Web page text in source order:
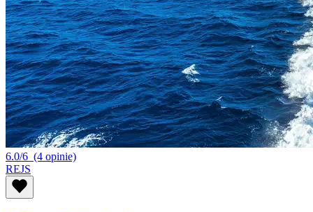
6.0/6 (4 opinie)
REJS